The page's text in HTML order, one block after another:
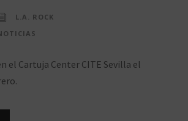
L.A. ROCK
el Cartuja Center CITE Sevilla el